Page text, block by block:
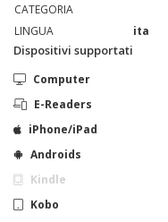
CATEGORIA
LINGUA
ita
Dispositivi supportati
Computer
E-Readers
iPhone/iPad
Androids
Kindle
Kobo